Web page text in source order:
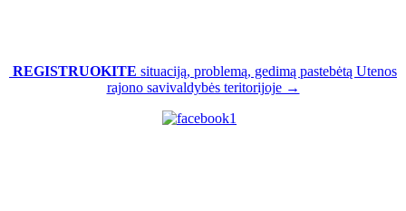
REGISTRUOKITE situaciją, problemą, gedimą pastebėtą Utenos
rajono savivaldybės teritorijoje →